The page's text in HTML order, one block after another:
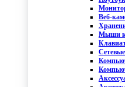
Веб-
Мыши